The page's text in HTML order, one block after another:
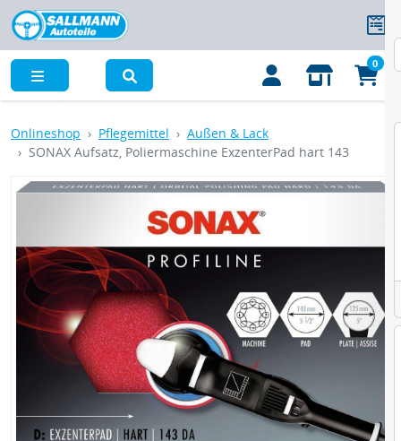
0
Onlineshop Pflegemittel
Außen & Lack
SONAX Aufsatz, Poliermaschine ExzenterPad hart 143